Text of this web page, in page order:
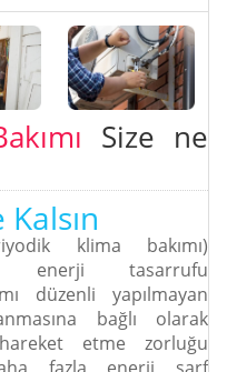
Size ne
klima bakımı)
enerji tasarrufu
düzenli yapılmayan
bağlı olarak
etme zorluğu
düşünmeyen bir
düşünmeyen bir
düşünmeyen bir